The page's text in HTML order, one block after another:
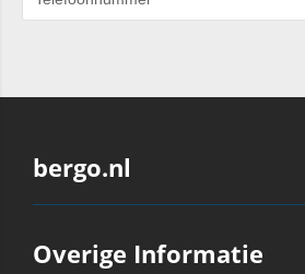
bergo.nl
Overige Informatie